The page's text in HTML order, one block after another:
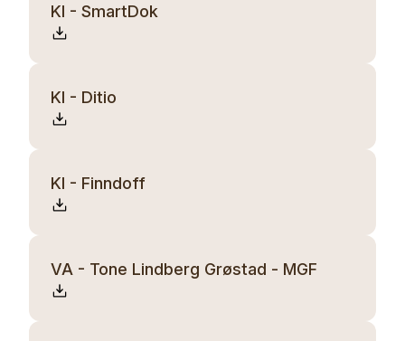
KI - SmartDok
KI - Ditio
KI - Finndoff
VA - Tone Lindberg Grøstad - MGF